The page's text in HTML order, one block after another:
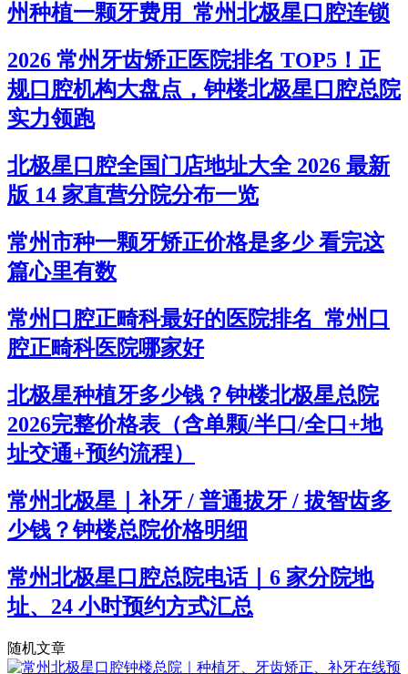
州种植一颗牙费用_常州北极星口腔连锁
2026 常州牙齿矫正医院排名 TOP5！正
规口腔机构大盘点，钟楼北极星口腔总院
实力领跑
北极星口腔全国门店地址大全 2026 最新
版 14 家直营分院分布一览
常州市种一颗牙矫正价格是多少 看完这
篇心里有数
常州口腔正畸科最好的医院排名_常州口
腔正畸科医院哪家好
北极星种植牙多少钱？钟楼北极星总院
2026完整价格表（含单颗/半口/全口+地
址交通+预约流程）
常州北极星｜补牙 / 普通拔牙 / 拔智齿多
少钱？钟楼总院价格明细
常州北极星口腔总院电话｜6 家分院地
址、24 小时预约方式汇总
随机文章